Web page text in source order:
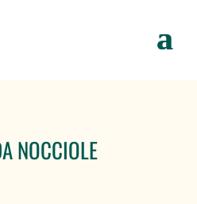
NOCCIOLE